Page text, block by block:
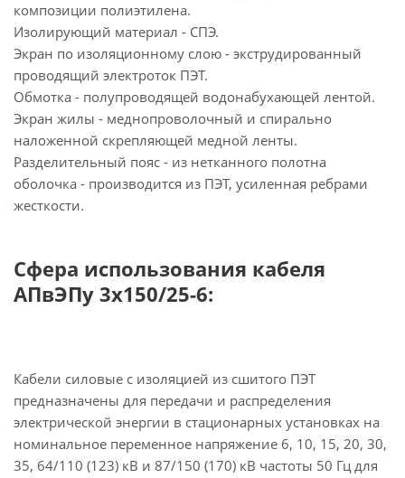
композиции полиэтилена.
Изолирующий материал - СПЭ.
Экран по изоляционному слою - экструдированный
проводящий электроток ПЭТ.
Обмотка - полупроводящей водонабухающей лентой.
Экран жилы - меднопроволочный и спирально
наложенной скрепляющей медной ленты.
Разделительный пояс - из нетканного полотна
оболочка - производится из ПЭТ, усиленная ребрами
жесткости.
Сфера использования кабеля
АПвЭПу 3х150/25-6:
Кабели силовые с изоляцией из сшитого ПЭТ
предназначены для передачи и распределения
электрической энергии в стационарных установках на
номинальное переменное напряжение 6, 10, 15, 20, 30,
35, 64/110 (123) кВ и 87/150 (170) кВ частоты 50 Гц для